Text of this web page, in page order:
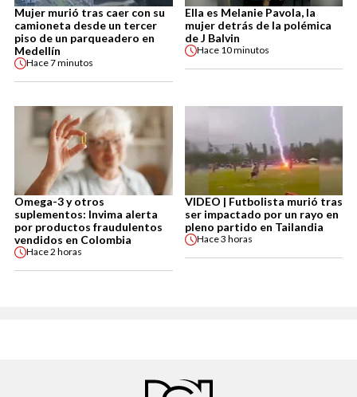
Mujer murió tras caer con su
camioneta desde un tercer
piso de un parqueadero en
Medellín
Hace7 minutos
Ella es Melanie Pavola, la
mujer detrás de la polémica
de J Balvin
Hace 10 minutos
Omega-3 y otros
suplementos: Invima alerta
por productos fraudulentos
vendidos en Colombia
Hace2 horas
VIDEO | Futbolista murió tras
ser impactado por un rayo en
pleno partido en Tailandia
Hace3 horas